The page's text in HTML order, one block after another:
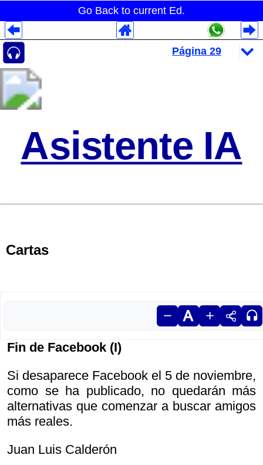
Go Back to current Ed.
Asistente IA
Cartas
Fin de Facebook (I)
Si desaparece Facebook el 5 de noviembre,
como se ha publicado, no quedarán más
alternativas que comenzar a buscar amigos
más reales.
Juan Luis Calderón
Despliegues Analytics
Despliegues Totales
Despliegues por Rubros